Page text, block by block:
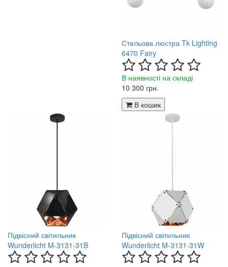
Стельова люстра Tk Lighting
6470 Fairy
В наявності на складі
10 300 грн.
В кошик
Підвісний світильник
Wunderlicht M-3131-31B
Підвісний світильник
Wunderlicht M-3131-31W